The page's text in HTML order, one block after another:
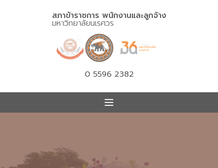
สภาข้าราชการ พนักงานและลูกจ้าง
มหาวิทยาลัยนเรศวร
0 5596 2382